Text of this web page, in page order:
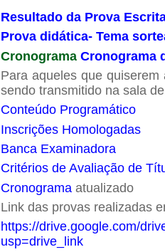
Resultado da Prova
Prova didática- Tema
Cronograma Cronograma
Para aqueles que
sendo transmitido na sala
Conteúdo Programático
Inscrições Homologadas
Banca Examinadora
Critérios de Avaliação de
Cronogramaatualizado
Link das provas realizadas
https://drive.google.com/
usp=drive_link